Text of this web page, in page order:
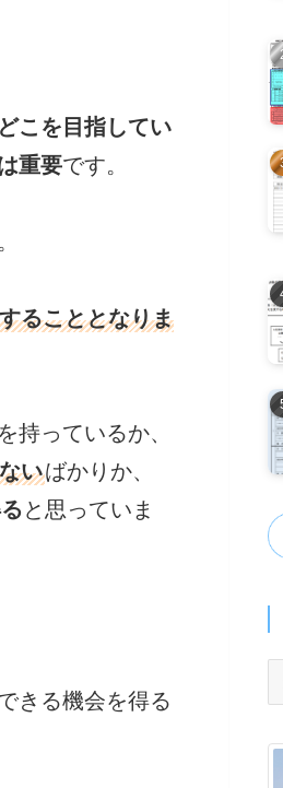
こを目指してい
重要です。
ることとなりま
持っているか、
いばかりか、
と思っていま
きる機会を得る
リ